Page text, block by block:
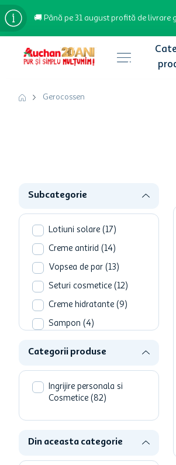
🚚 Până pe 31 august profită de livrare
Gerocossen
Subcategorie
Lotiuni solare (17 )
Creme antirid (14)
Vopsea de par (13 )
Seturi cosmetice (12)
Creme hidratante ( 9 )
Sampon (4)
sanitar (1)
calcaie (1)
Vezi mai mult
Categorii produse
Ingrijire personala si
Cosmetice ( 82)
Din aceasta categorie